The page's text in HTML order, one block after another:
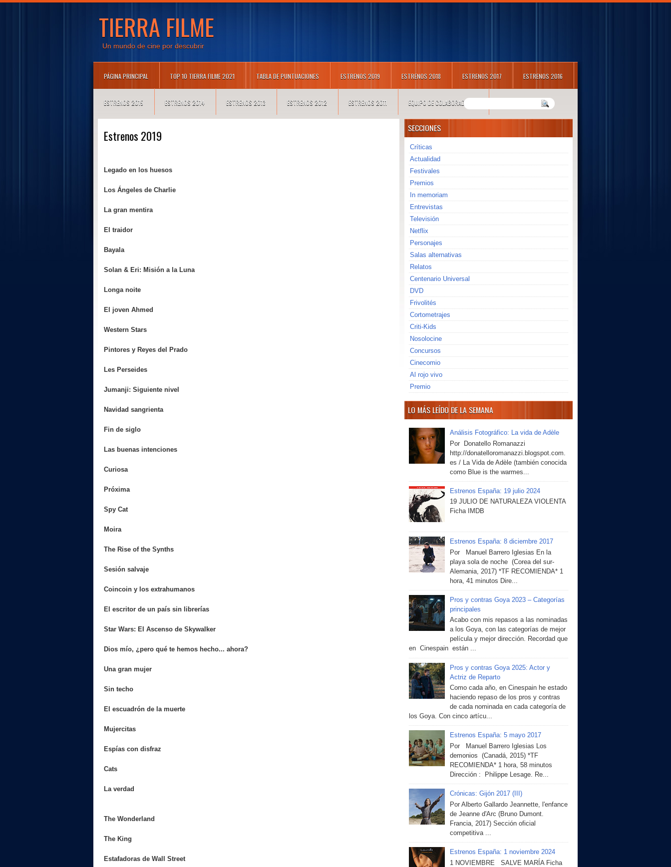
TIERRA FILME
Un mundo de cine por descubrir
PÁGINA PRINCIPAL TOP 10 TIERRA FILME 2021 TABLA DE PUNTUACIONES ESTRENOS 2019 ESTRENOS 2018 ESTRENOS 2017 ESTRENOS 2016
ESTRENOS 2015 ESTRENOS 2014 ESTRENOS 2013 ESTRENOS 2012 ESTRENOS 2011 EQUIPO DE COLABORADORES
Estrenos 2019
Legado en los huesos
Los Ángeles de Charlie
La gran mentira
El traidor
Bayala
Solan & Eri: Misión a la Luna
Longa noite
El joven Ahmed
Western Stars
Pintores y Reyes del Prado
Les Perseides
Jumanji: Siguiente nivel
Navidad sangrienta
Fin de siglo
Las buenas intenciones
Curiosa
Próxima
Spy Cat
Moira
The Rise of the Synths
Sesión salvaje
Coincoin y los extrahumanos
El escritor de un país sin librerías
Star Wars: El Ascenso de Skywalker
Dios mío, ¿pero qué te hemos hecho... ahora?
Una gran mujer
Sin techo
El escuadrón de la muerte
Mujercitas
Espías con disfraz
Cats
La verdad
The Wonderland
The King
Estafadoras de Wall Street
SECCIONES
Críticas
Actualidad
Festivales
Premios
In memoriam
Entrevistas
Televisión
Netflix
Personajes
Salas alternativas
Relatos
Centenario Universal
DVD
Frivolités
Cortometrajes
Criti-Kids
Nosolocine
Concursos
Cinecomio
Al rojo vivo
Premio
LO MÁS LEÍDO DE LA SEMANA
Análisis Fotográfico: La vida de Adèle
Por Donatello Romanazzi
http://donatelloromanazzi.blogspot.com.
es / La Vida de Adèle (también conocida
como Blue is the warmes...
Estrenos España: 19 julio 2024
19 JULIO DE NATURALEZA VIOLENTA
Ficha IMDB
Estrenos España: 8 diciembre 2017
Por Manuel Barrero Iglesias En la
playa sola de noche (Corea del sur-
Alemania, 2017) *TF RECOMIENDA* 1
hora, 41 minutos Dire...
Pros y contras Goya 2023 – Categorías
principales
Acabo con mis repasos a las nominadas
a los Goya, con las categorías de mejor
película y mejor dirección. Recordad que
en Cinespain están ...
Pros y contras Goya 2025: Actor y
Actriz de Reparto
Como cada año, en Cinespain he estado
haciendo repaso de los pros y contras
de cada nominada en cada categoría de
los Goya. Con cinco artícu...
Estrenos España: 5 mayo 2017
Por Manuel Barrero Iglesias Los
demonios (Canadá, 2015) *TF
RECOMIENDA* 1 hora, 58 minutos
Dirección : Philippe Lesage. Re...
Crónicas: Gijón 2017 (III)
Por Alberto Gallardo Jeannette, l'enfance
de Jeanne d'Arc (Bruno Dumont.
Francia, 2017) Sección oficial
competitiva ...
Estrenos España: 1 noviembre 2024
1 NOVIEMBRE SALVE MARÍA Ficha